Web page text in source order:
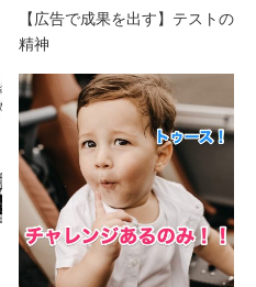
【広告で成果を出す】テストの
精神